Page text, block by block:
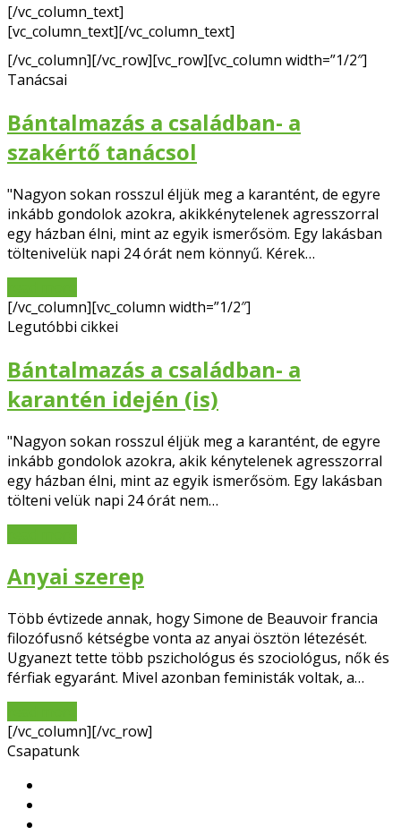
[/vc_column_text]
[vc_column_text][/vc_column_text]
Facebook
[/vc_column][/vc_row][vc_row][vc_column width=”1/2″]
Tanácsai
Bántalmazás a családban- a
szakértő tanácsol
"Nagyon sokan rosszul éljük meg a karantént, de egyre
inkább gondolok azokra, akikkénytelenek agresszorral
egy házban élni, mint az egyik ismerősöm. Egy lakásban
töltenivelük napi 24 órát nem könnyű. Kérek…
[/vc_column][vc_column width=”1/2″]
Legutóbbi cikkei
Bántalmazás a családban- a
karantén idején (is)
"Nagyon sokan rosszul éljük meg a karantént, de egyre
inkább gondolok azokra, akik kénytelenek agresszorral
egy házban élni, mint az egyik ismerősöm. Egy lakásban
tölteni velük napi 24 órát nem…
Anyai szerep
Több évtizede annak, hogy Simone de Beauvoir francia
filozófusnő kétségbe vonta az anyai ösztön létezését.
Ugyanezt tette több pszichológus és szociológus, nők és
férfiak egyaránt. Mivel azonban feministák voltak, a…
[/vc_column][/vc_row]
Csapatunk